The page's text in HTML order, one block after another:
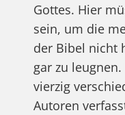
Gottes. Hier
sein, um die
der Bibel nicht
gar zu
vierzig
Autoren